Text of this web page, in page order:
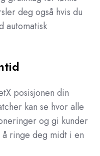
deg også hvis du
automatisk
posisjonen din
kan se hvor alle
og gi kunder
ringe deg midt i en